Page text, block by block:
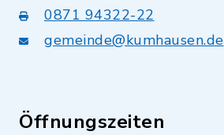
0871 94322-22
gemeinde@kumhausen.de
Öffnungszeiten